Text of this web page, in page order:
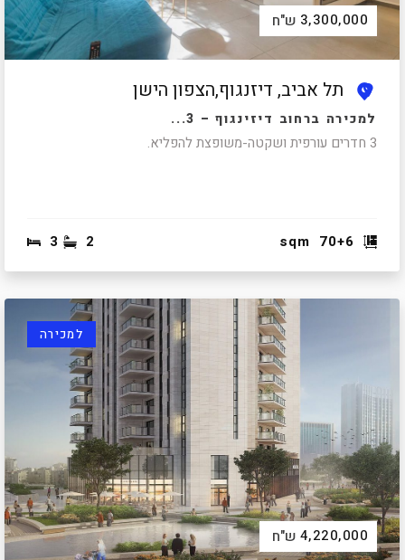
3,300,000 ש"ח
תל אביב, דיזנגוף,הצפון הישן
למכירה ברחוב דיזינגוף – 3...
3 חדרים עורפית ושקטה-משופצת להפליא.
sqm 70+6
3 2
למכירה
4,220,000 ש"ח